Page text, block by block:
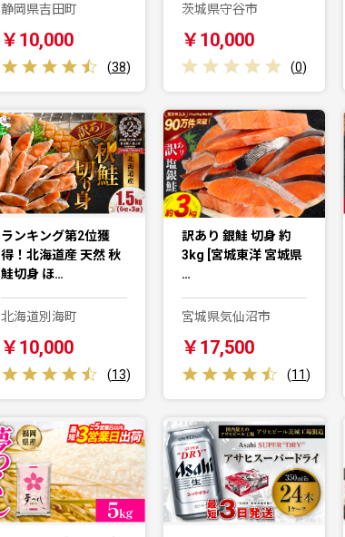
静岡県吉田町
￥10,000
(38)
茨城県守谷市
￥10,000
(0)
ランキング第2位獲
得！北海道産 天然 秋
鮭切身 ほ…
北海道別海町
￥10,000
(13)
訳あり 銀鮭 切身 約
3kg [宮城東洋 宮城県
…
宮城県気仙沼市
￥17,500
(11)